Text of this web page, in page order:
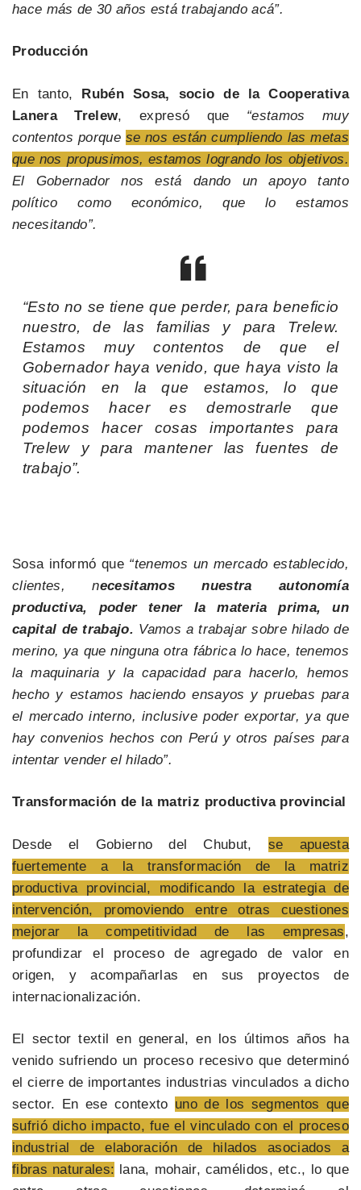
hace más de 30 años está trabajando acá”.
Producción
En tanto, Rubén Sosa, socio de la Cooperativa
Lanera Trelew, expresó que “estamos muy
contentos porque se nos están cumpliendo las metas
que nos propusimos, estamos logrando los objetivos.
El Gobernador nos está dando un apoyo tanto
político como económico, que lo estamos
necesitando”.
“Esto no se tiene que perder, para beneficio
nuestro, de las familias y para Trelew.
Estamos muy contentos de que el
Gobernador haya venido, que haya visto la
situación en la que estamos, lo que
podemos hacer es demostrarle que
podemos hacer cosas importantes para
Trelew y para mantener las fuentes de
trabajo”.
Sosa informó que “tenemos un mercado establecido,
clientes, necesitamos nuestra autonomía
productiva, poder tener la materia prima, un
capital de trabajo. Vamos a trabajar sobre hilado de
merino, ya que ninguna otra fábrica lo hace, tenemos
la maquinaria y la capacidad para hacerlo, hemos
hecho y estamos haciendo ensayos y pruebas para
el mercado interno, inclusive poder exportar, ya que
hay convenios hechos con Perú y otros países para
intentar vender el hilado”.
Transformación de la matriz productiva provincial
Desde el Gobierno del Chubut, se apuesta
fuertemente a la transformación de la matriz
productiva provincial, modificando la estrategia de
intervención, promoviendo entre otras cuestiones
mejorar la competitividad de las empresas,
profundizar el proceso de agregado de valor en
origen, y acompañarlas en sus proyectos de
internacionalización.
El sector textil en general, en los últimos años ha
venido sufriendo un proceso recesivo que determinó
el cierre de importantes industrias vinculados a dicho
sector. En ese contexto uno de los segmentos que
sufrió dicho impacto, fue el vinculado con el proceso
industrial de elaboración de hilados asociados a
fibras naturales: lana, mohair, camélidos, etc., lo que